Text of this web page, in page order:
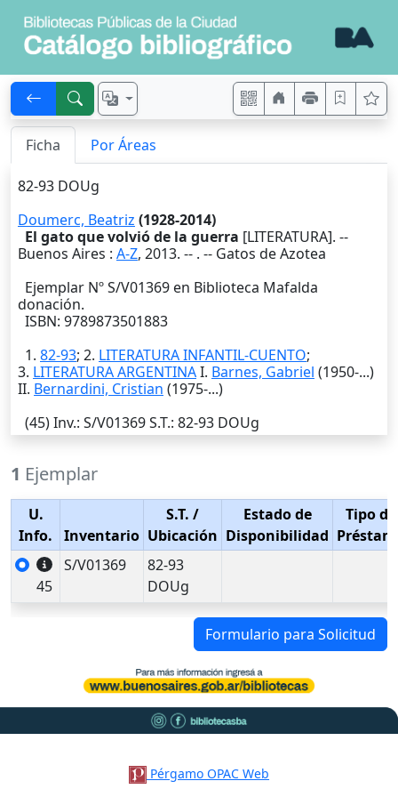
Ficha Por Áreas
82-93 DOUg
Doumerc, Beatriz (1928-2014)
El gato que volvió de la guerra [LITERATURA]. --
Buenos Aires : A-Z, 2013. -- . -- Gatos de Azotea
Ejemplar Nº S/V01369 en Biblioteca Mafalda
donación.
ISBN: 9789873501883
1. 82-93; 2. LITERATURA INFANTIL-CUENTO;
3. LITERATURA ARGENTINAI. Barnes, Gabriel (1950-...)
II. Bernardini, Cristian (1975-...)
(45)Inv.: S/V01369S.T.: 82-93 DOUg
1 Ejemplar
U.
Info.
Inventario
S.T. /
Ubicación
Estado de
Disponibilidad
Tipo de
45
S/V01369
82-93
DOUg
Formulario para Solicitud
Pérgamo OPAC Web